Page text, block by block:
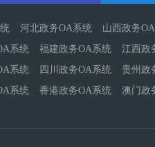
河北政务OA系统
山西政务
系统 福建政务OA系统
江西政
系统 四川政务OA系统
贵州政
系统 香港政务OA系统 澳门政